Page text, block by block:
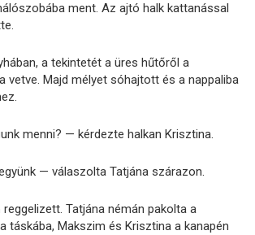
ment. Az ajtó halk kattanással
a tekintetét a üres hűtőről a
vetve. Majd mélyet sóhajtott és a nappaliba
menni? — kérdezte halkan Krisztina.
— válaszolta Tatjána szárazon.
reggelizett. Tatjána némán pakolta a
táskába, Makszim és Krisztina a kanapén